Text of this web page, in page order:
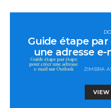
Guide étape
une adresse
ZIMBRA
VIEW